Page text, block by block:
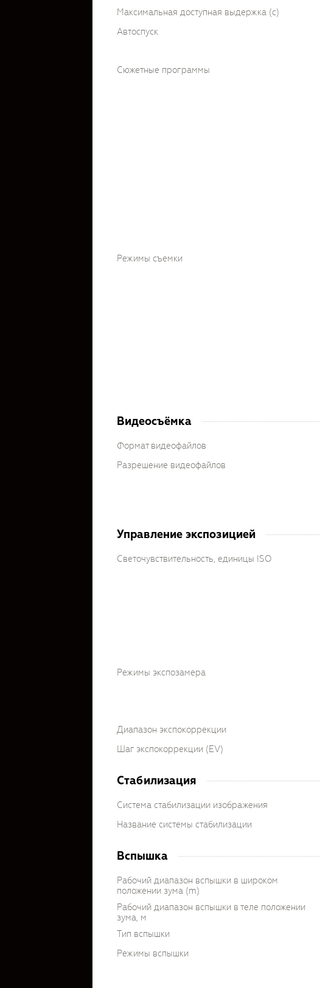
Максимальная доступная выдержка (c)
Автоспуск
Сюжетные программы
Режимы съемки
Видеосъёмка
Формат видеофайлов
Разрешение видеофайлов
Управление экспозицией
Светочувствительность, единицы ISO
Режимы экспозамера
Диапазон экспокоррекции
Шаг экспокоррекции (EV)
Стабилизация
Система стабилизации изображения
Название системы стабилизации
Вспышка
Рабочий диапазон вспышки в широком
положении зума (m)
Рабочий диапазон вспышки в теле положении
зума, м
Тип вспышки
Режимы вспышки